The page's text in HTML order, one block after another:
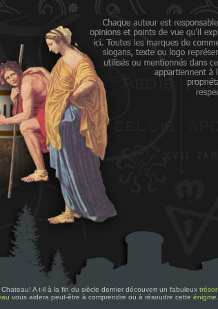
A t-il à la fin du siècle dernier découvert un fabuleux trésor
vous aidera peut-être à comprendre ou à résoudre cette énigme